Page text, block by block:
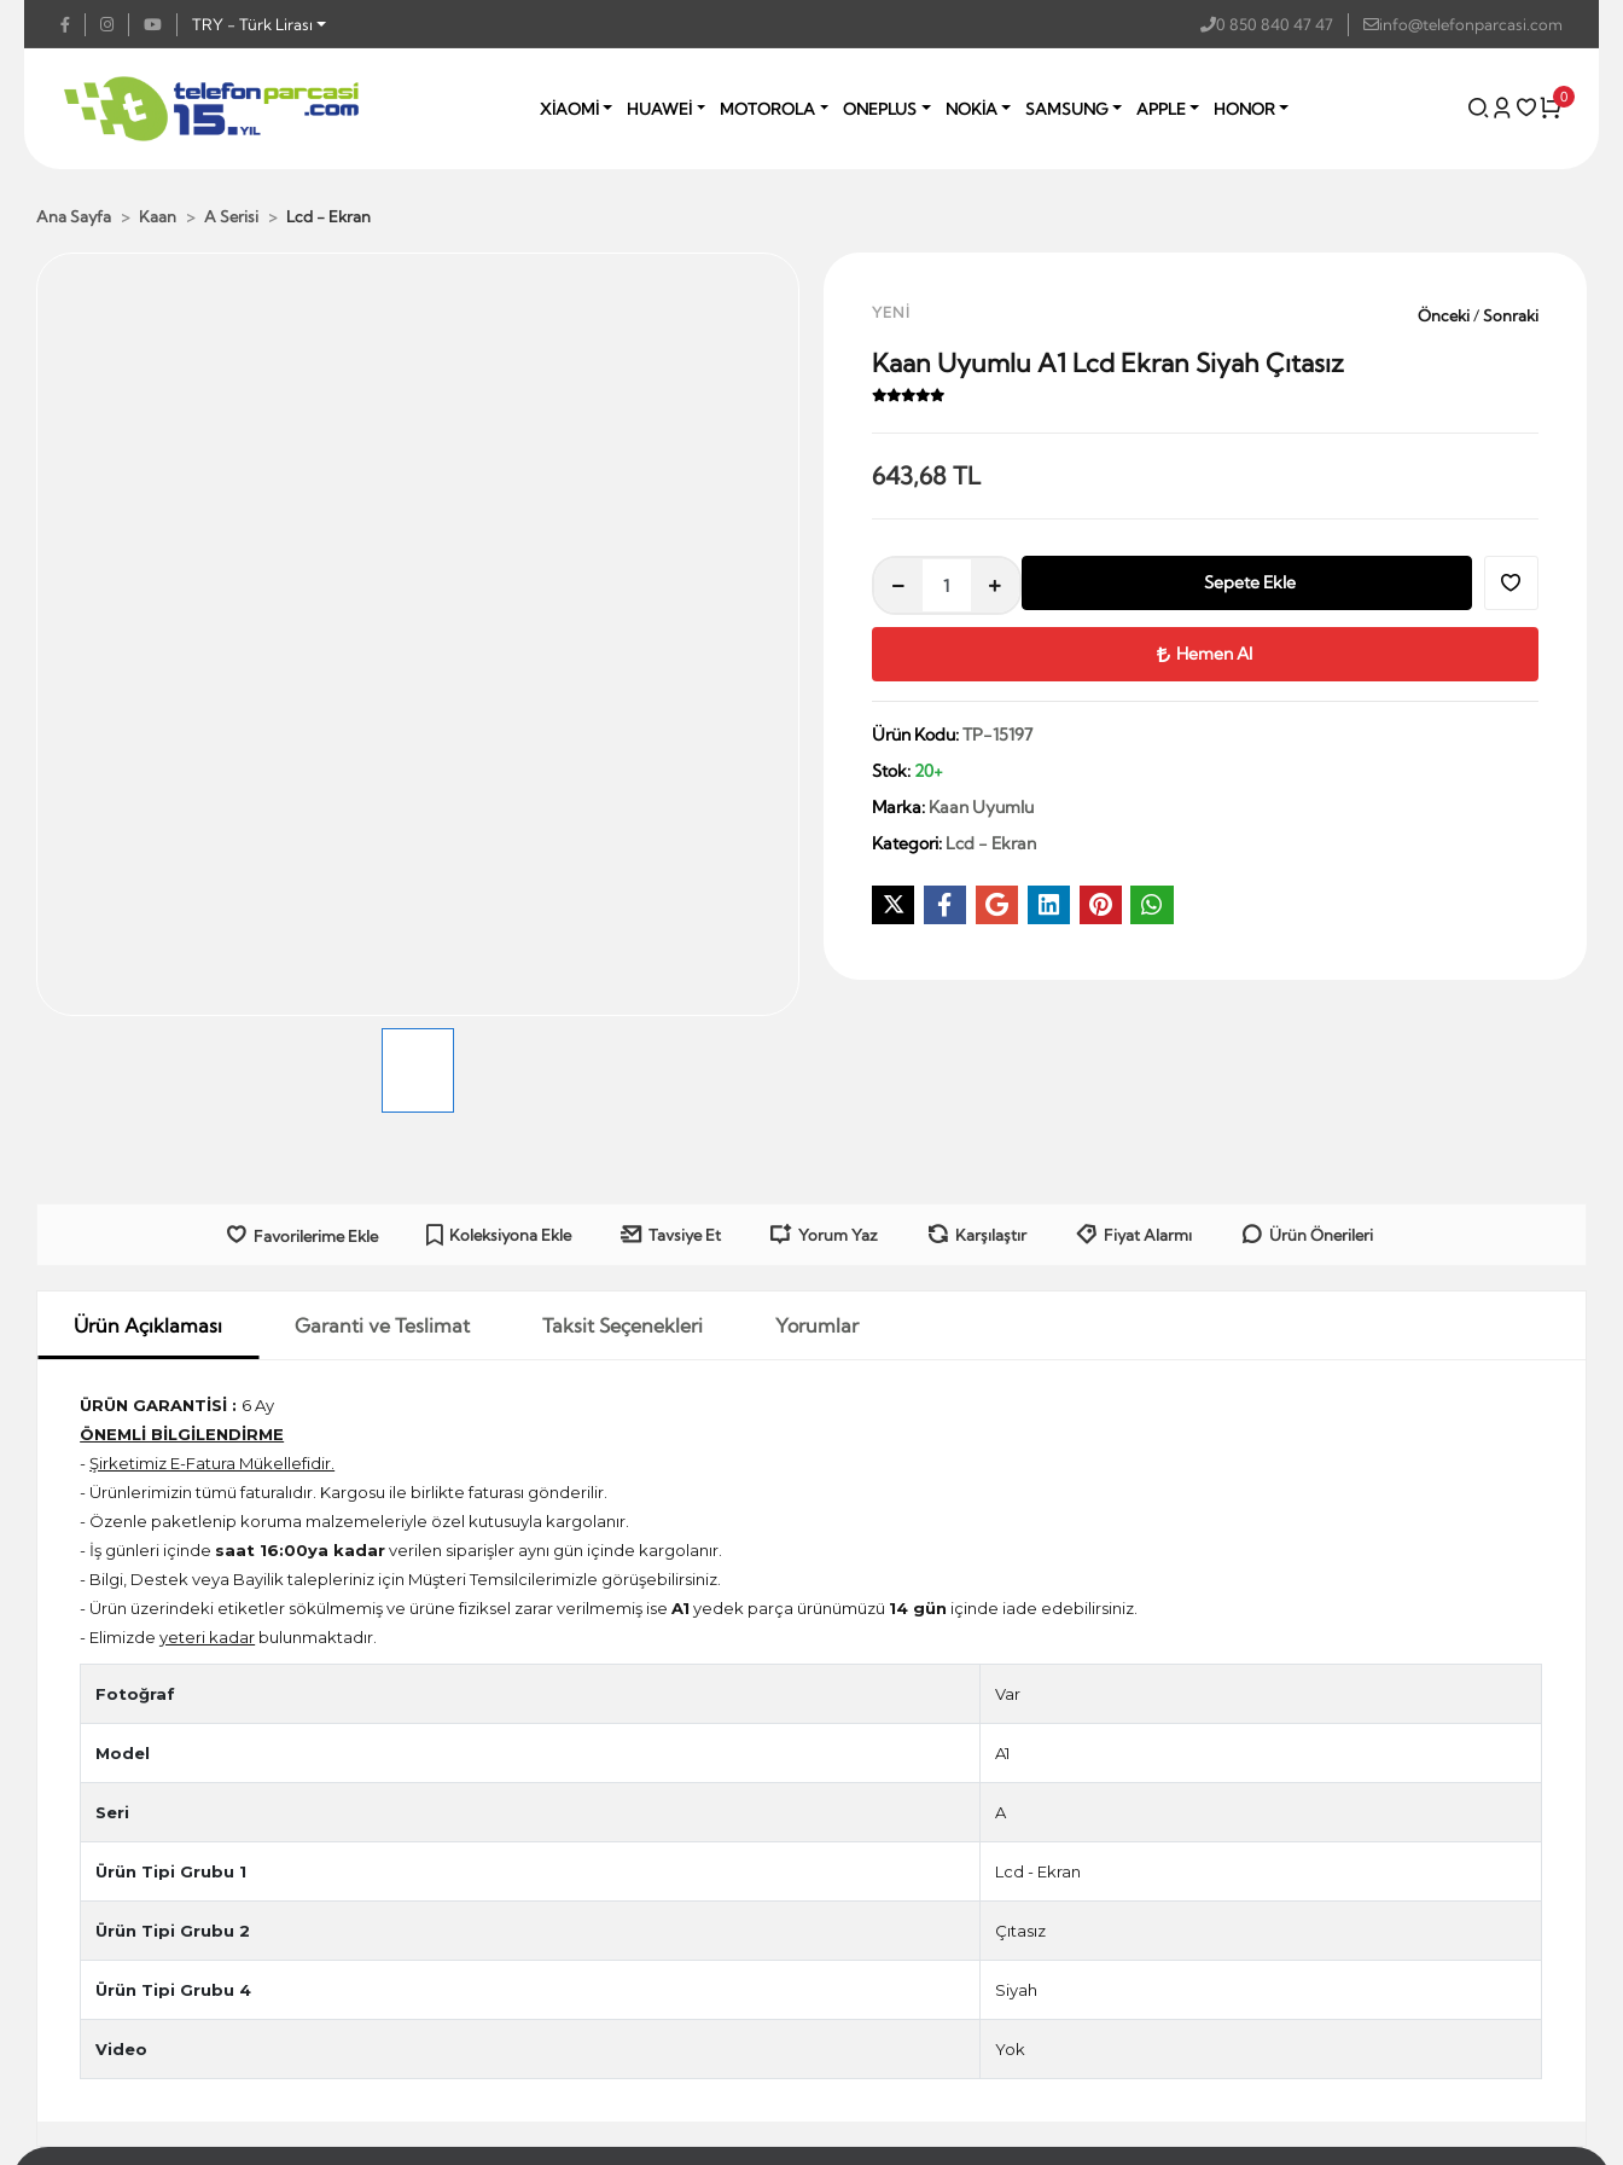
TRY - Türk Lirası 0 850 840 47 47 info@telefonparcasi.com
XİAOMİ HUAWEİ MOTOROLA ONEPLUS NOKİA SAMSUNG APPLE HONOR
0
Ana Sayfa Kaan A Serisi Lcd - Ekran
YENİ Önceki/Sonraki
Kaan Uyumlu A1 Lcd Ekran Siyah Çıtasız
643,68 TL
Sepete Ekle
Hemen Al
Ürün Kodu:TP-15197
Stok: 20+
Marka: Kaan Uyumlu
Kategori: Lcd - Ekran
Favorilerime Ekle Koleksiyona Ekle Tavsiye Et Yorum Yaz Karşılaştır Fiyat Alarmı Ürün Önerileri
Ürün Açıklaması Garanti ve Teslimat Taksit Seçenekleri Yorumlar
ÜRÜN GARANTİSİ : 6 Ay
ÖNEMLİ BİLGİLENDİRME
-Şirketimiz E-Fatura Mükellefidir.
- Ürünlerimizin tümü faturalıdır. Kargosu ile birlikte faturası gönderilir.
- Özenle paketlenip koruma malzemeleriyle özel kutusuyla kargolanır.
- İş günleri içinde saat 16:00ya kadarverilen siparişler aynı gün içinde kargolanır.
- Bilgi, Destek veya Bayilik talepleriniz için Müşteri Temsilcilerimizle görüşebilirsiniz.
- Ürün üzerindeki etiketler sökülmemiş ve ürüne fiziksel zarar verilmemiş iseA1 yedek parça ürünümüzü 14 gün içinde iade edebilirsiniz.
- Elimizdeyeteri kadar bulunmaktadır.
Fotoğraf Var
Model A1
Seri A
Ürün Tipi Grubu 1 Lcd - Ekran
Ürün Tipi Grubu 2 Çıtasız
Ürün Tipi Grubu 4 Siyah
Video Yok